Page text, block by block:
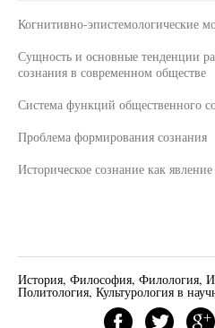
Когнитивно-эпистемологические
Сущность и основные тенденции
сознания в современном обществе
Система функций общественного
Проблема формирования сознания
Историческое сознание как
История, Философия, Филология,
Политология, Культурология в